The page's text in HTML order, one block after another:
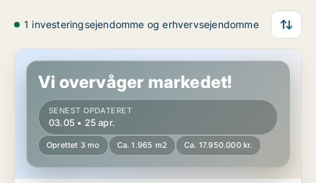
1 investeringsejendomme og erhvervsejendomme
Butik i Christiansfeld
Vi overvåger markedet!
SENEST OPDATERET
03.05 • 25 apr.
Oprettet 3 mo Ca. 1.965 m2 Ca. 17.950.000 kr.